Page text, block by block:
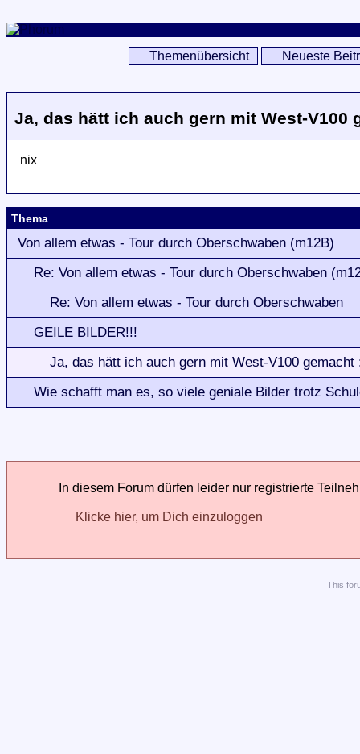
Themenübersicht Neueste
Ja, das hätt ich auch gern mit West-V100
nix
Thema
Von allem etwas - Tour durch Oberschwaben (m12B)
Re: Von allem etwas - Tour durch Oberschwaben
Re: Von allem etwas - Tour durch Oberschwaben
GEILE BILDER!!!
Ja, das hätt ich auch gern mit West-V100 gemacht
Wie schafft man es, so viele geniale Bilder trotz
In diesem Forum dürfen leider nur registrierte
Klicke hier, um Dich einzuloggen
This